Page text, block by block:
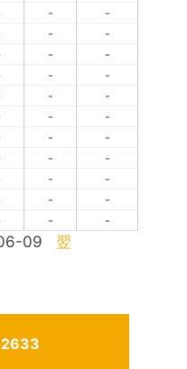
-
-
-
-
-
-
-
-
-
-
-
-
-
-
-
-
-
-
-
-
- -
09
翌